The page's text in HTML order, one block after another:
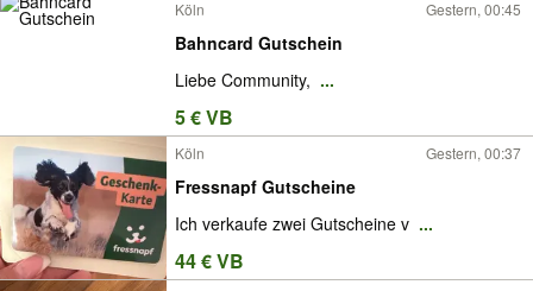
Köln Gestern, 00:45
Bahncard Gutschein
Liebe Community, ...
5 € VB
Köln Gestern, 00:37
Fressnapf Gutscheine
Ich verkaufe zwei Gutscheine v ...
44 € VB